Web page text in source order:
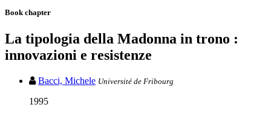
Book chapter
La tipologia della Madonna in trono :
innovazioni e resistenze
Bacci, Michele Université de Fribourg
1995